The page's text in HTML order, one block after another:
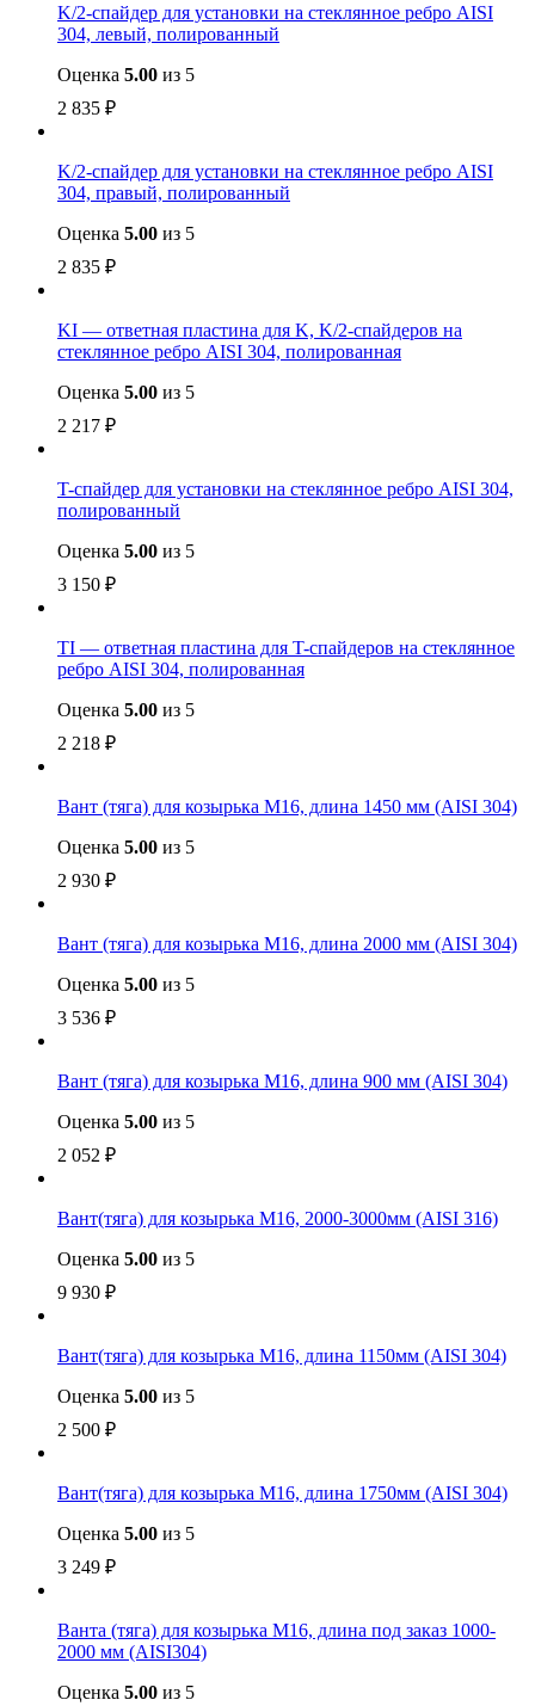
K/2-спайдер для установки на стеклянное ребро AISI
304, левый, полированный
Оценка 5.00 из 5
2 835 ₽
K/2-спайдер для установки на стеклянное ребро AISI
304, правый, полированный
Оценка 5.00 из 5
2 835 ₽
KI — ответная пластина для K, K/2-спайдеров на
стеклянное ребро AISI 304, полированная
Оценка 5.00 из 5
2 217 ₽
T-спайдер для установки на стеклянное ребро AISI 304,
полированный
Оценка 5.00 из 5
3 150 ₽
TI — ответная пластина для T-спайдеров на стеклянное
ребро AISI 304, полированная
Оценка 5.00 из 5
2 218 ₽
Вант (тяга) для козырька М16, длина 1450 мм (AISI 304)
Оценка 5.00 из 5
2 930 ₽
Вант (тяга) для козырька М16, длина 2000 мм (AISI 304)
Оценка 5.00 из 5
3 536 ₽
Вант (тяга) для козырька М16, длина 900 мм (AISI 304)
Оценка 5.00 из 5
2 052 ₽
Вант(тяга) для козырька М16, 2000-3000мм (AISI 316)
Оценка 5.00 из 5
9 930 ₽
Вант(тяга) для козырька М16, длина 1150мм (AISI 304)
Оценка 5.00 из 5
2 500 ₽
Вант(тяга) для козырька М16, длина 1750мм (AISI 304)
Оценка 5.00 из 5
3 249 ₽
Ванта (тяга) для козырька М16, длина под заказ 1000-
2000 мм (AISI304)
Оценка 5.00 из 5